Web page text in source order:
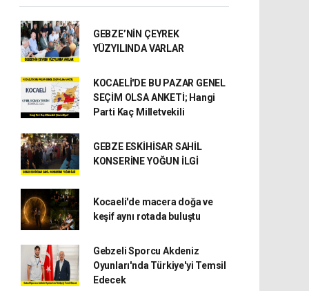
GEBZE’NİN ÇEYREK
YÜZYILINDA VARLAR
KOCAELİ'DE BU PAZAR GENEL
SEÇİM OLSA ANKETİ; Hangi
Parti Kaç Milletvekili
GEBZE ESKİHİSAR SAHİL
KONSERİNE YOĞUN İLGİ
Kocaeli'de macera doğa ve
keşif aynı rotada buluştu
Gebzeli Sporcu Akdeniz
Oyunları'nda Türkiye'yi Temsil
Edecek